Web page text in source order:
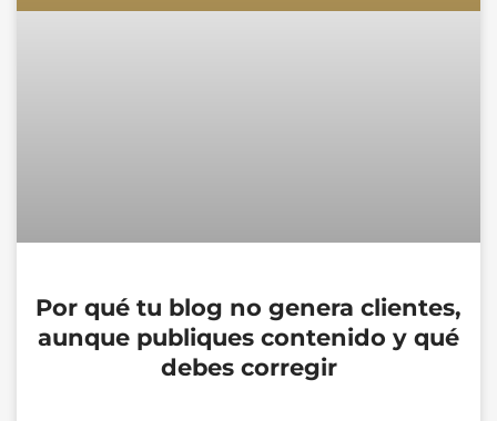
Por qué tu blog no genera clientes,
aunque publiques contenido y qué
debes corregir